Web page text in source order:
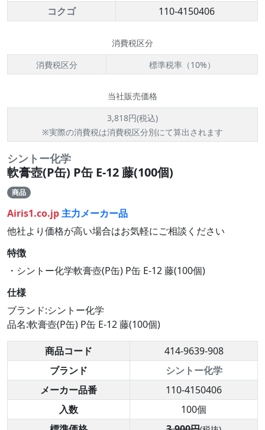
コクゴ
110-4150406
消費税区分
消費税区分
標準税率（10%）
当社販売価格
3,818円(税込)
※実際の消費税は消費税区分別にて算出されます
シントー化学
軟膏壺(P缶) P缶 E-12 藤(100個)
商品
Airis1.co.jp主力メーカー品
他社より価格が高い場合はお気軽にご相談ください
特徴
・シントー化学軟膏壺(P缶) P缶 E-12 藤(100個)
仕様
ブランド:シントー化学
品名:軟膏壺(P缶) P缶 E-12 藤(100個)
商品コード
414-9639-908
ブランド
シントー化学
メーカー品番
110-4150406
入数
100個